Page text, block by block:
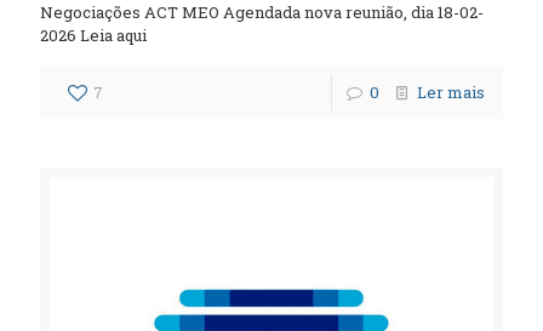
Negociações ACT MEO Agendada nova reunião, dia 18-02-
2026 Leia aqui
7 0 Ler mais